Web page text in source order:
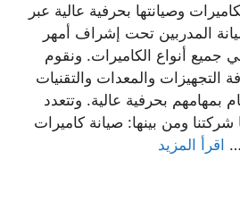
وصيانتها بحرفية عالية عبر
المدربين تحت إشراف أمهر
جميع أنواع الكاميرات. ونقوم
التجهيزات والمعدات والتقنيات
بمهامهم بحرفية عالية. وتتعدد
ومن بينها: صيانة كاميرات
اقرأ المزيد